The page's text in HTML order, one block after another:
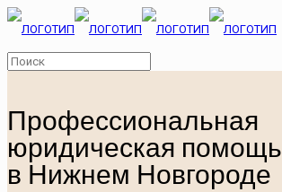
Профессиональная
юридическая помощь
в Нижнем Новгороде